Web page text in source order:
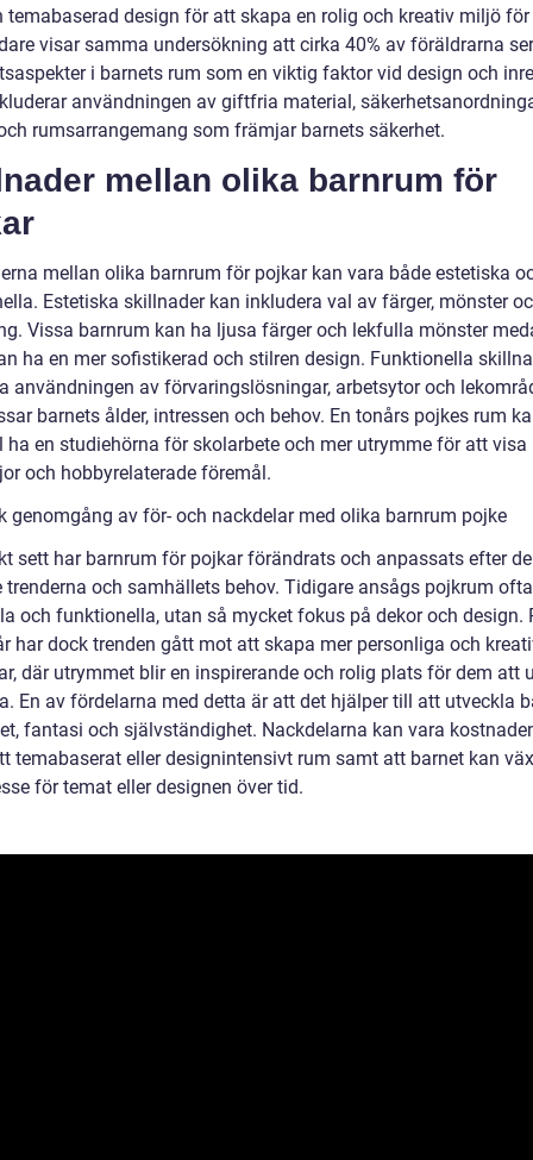
temabaserad design för att skapa en rolig och kreativ miljö
visar samma undersökning att cirka 40% av föräldrarna
i barnets rum som en viktig faktor vid design och
användningen av giftfria material,
rumsarrangemang som främjar barnets säkerhet.
mellan olika barnrum för
mellan olika barnrum för pojkar kan vara både estetiska
Estetiska skillnader kan inkludera val av färger, mönster
Vissa barnrum kan ha ljusa färger och lekfulla mönster
ha en mer sofistikerad och stilren design. Funktionella
användningen av förvaringslösningar, arbetsytor och
barnets ålder, intressen och behov. En tonårs pojkes rum
ha en studiehörna för skolarbete och mer utrymme för att visa
och hobbyrelaterade föremål.
genomgång av för- och nackdelar med olika barnrum pojke
sett har barnrum för pojkar förändrats och anpassats efter de
trenderna och samhällets behov. Tidigare ansågs pojkrum
och funktionella, utan så mycket fokus på dekor och design.
har dock trenden gått mot att skapa mer personliga och
där utrymmet blir en inspirerande och rolig plats för dem att
En av fördelarna med detta är att det hjälper till att utveckla
fantasi och självständighet. Nackdelarna kan vara
temabaserat eller designintensivt rum samt att barnet kan
för temat eller designen över tid.